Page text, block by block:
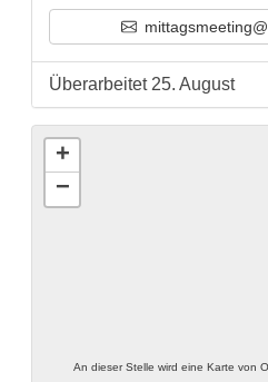
Überarbeitet 25. August
An dieser Stelle wird eine Karte von
+
−